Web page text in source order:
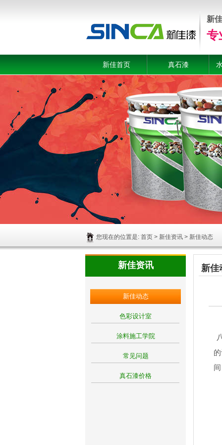
新
专
新佳首页 真石漆
您现在的位置是: 首页 > 新佳资讯 > 新佳动态
新佳资讯
新佳动态
色彩设计室
涂料施工学院
常见问题
真石漆价格
新佳